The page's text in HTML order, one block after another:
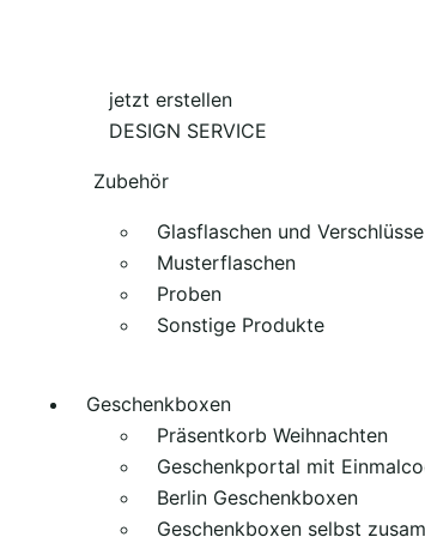
jetzt erstellen
DESIGN SERVICE
Zubehör
Glasflaschen und Verschlüsse
Musterflaschen
Proben
Sonstige Produkte
Geschenkboxen
Präsentkorb Weihnachten
Geschenkportal mit
Berlin Geschenkboxen
Geschenkboxen selbst